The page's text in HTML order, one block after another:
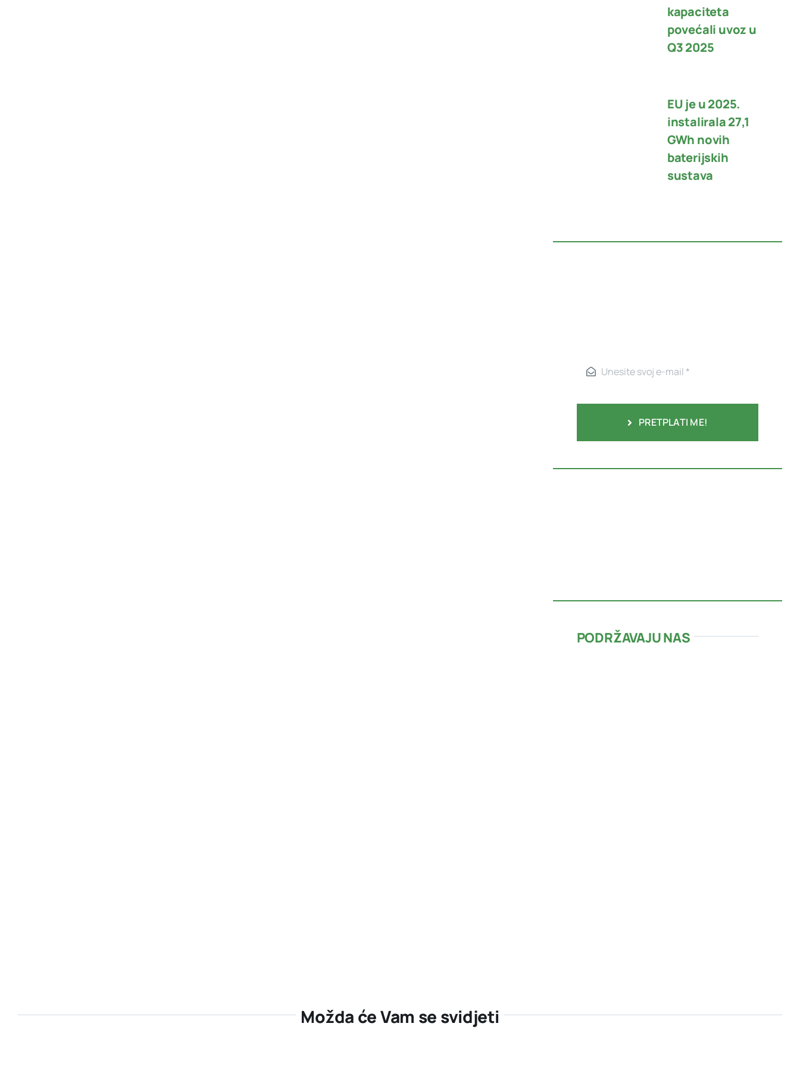
kapaciteta
povećali uvoz u
Q3 2025
EU je u 2025.
instalirala 27,1
GWh novih
baterijskih
sustava
PRETPLATI ME!
PODRŽAVAJU NAS
Možda će Vam se svidjeti